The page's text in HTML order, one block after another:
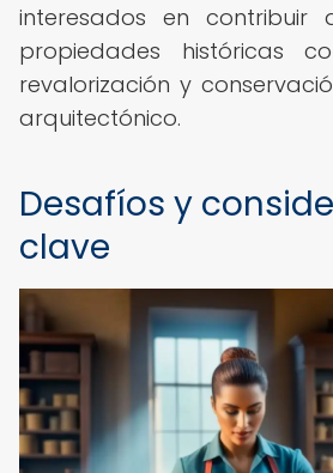
interesados en contribuir
propiedades históricas
revalorización y
arquitectónico.
Desafíos y
clave